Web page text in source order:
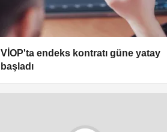
VİOP'ta endeks kontratı güne yatay
başladı